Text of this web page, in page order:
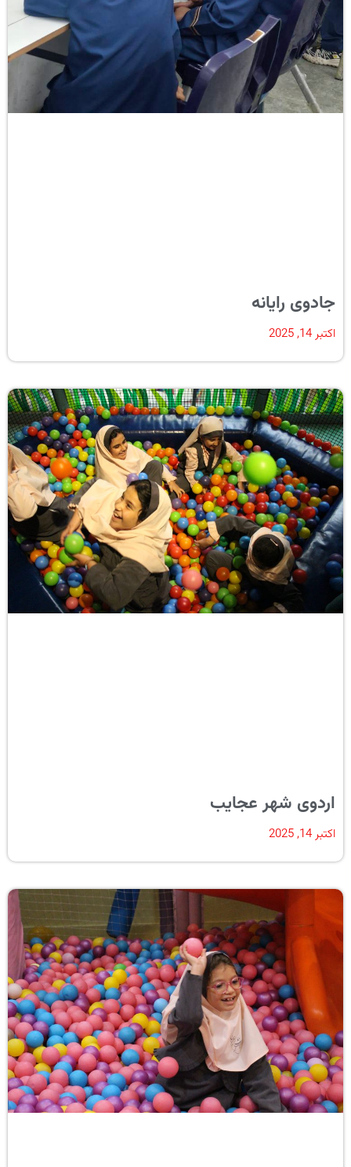
جادوی رایانه
اکتبر 14, 2025
اردوی شهر عجایب
اکتبر 14, 2025